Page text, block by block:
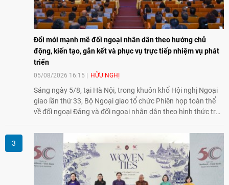
Đổi mới mạnh mẽ đối ngoại nhân dân theo hướng chủ
động, kiến tạo, gắn kết và phục vụ trực tiếp nhiệm vụ phát
triển
05/08/2026 16:15 HỮU NGHỊ
Sáng ngày 5/8, tại Hà Nội, trong khuôn khổ Hội nghị Ngoại
giao lần thứ 33, Bộ Ngoại giao tổ chức Phiên họp toàn thể
về đối ngoại Đảng và đối ngoại nhân dân theo hình thức trực
và các Cơ quan đại diện Việt Nam ở nước ngoài.